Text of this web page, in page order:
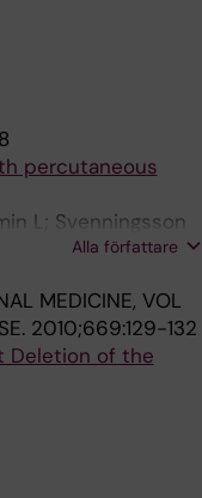
percutaneous
L; Svenningsson
Alla författare
MEDICINE, VOL
2010;669:129-132
Deletion of the